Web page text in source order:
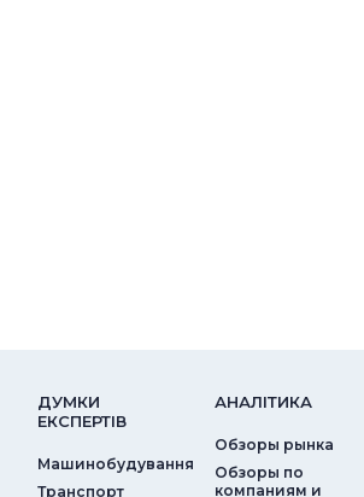
ДУМКИ
ЕКСПЕРТIВ
Машинобудування
Транспорт
АНАЛIТИКА
Обзоры рынка
Обзоры по
компаниям и